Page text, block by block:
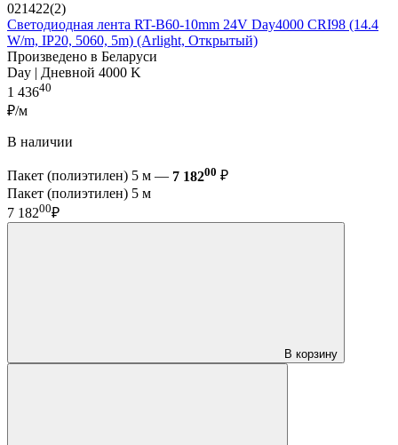
021422(2)
Светодиодная лента RT-B60-10mm 24V Day4000 CRI98 (14.4
W/m, IP20, 5060, 5m) (Arlight, Открытый)
Произведено в Беларуси
Day | Дневной 4000 K
1 43640
₽/м
В наличии
Пакет (полиэтилен) 5 м — 7 18200 ₽
Пакет (полиэтилен) 5 м
7 18200₽
В корзину